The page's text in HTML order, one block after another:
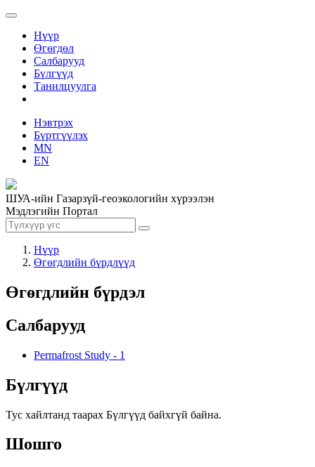
Нүүр
Өгөгдөл
Салбарууд
Бүлгүүд
Танилцуулга
Нэвтрэх
Бүртгүүлэх
MN
EN
ШУА-ийн Газарзүй-геоэкологийн хүрээлэн
Мэдлэгийн Портал
Нүүр
Өгөгдлийн бүрдлүүд
Өгөгдлийн бүрдэл
Салбарууд
Permafrost Study - 1
Бүлгүүд
Тус хайлтанд таарах Бүлгүүд байхгүй байна.
Шошго